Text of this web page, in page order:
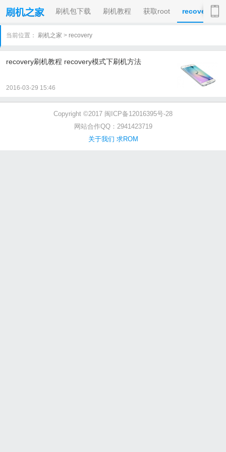
刷机包下载 刷机教程 获取root recovery
当前位置： 刷机之家 > recovery
recovery刷机教程 recovery模式下刷机方法
2016-03-29 15:46
Copyright ©2017 闽ICP备12016395号-28
网站合作QQ：2941423719
关于我们 求ROM